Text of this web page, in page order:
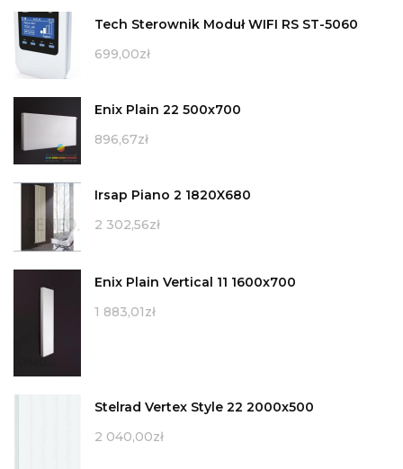
Tech Sterownik Moduł WIFI RS ST-5060
699,00zł
Enix Plain 22 500x700
896,67zł
Irsap Piano 2 1820X680
2 302,56zł
Enix Plain Vertical 11 1600x700
1 883,01zł
Stelrad Vertex Style 22 2000x500
2 040,00zł